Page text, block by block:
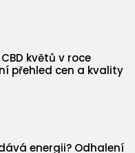
květů v roce
přehled cen a kvality
energii? Odhalení